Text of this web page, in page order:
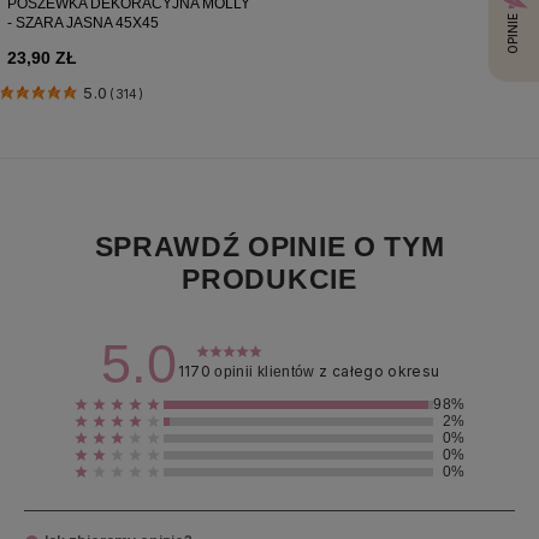
SPRAWDŹ OPINIE O TYM
PRODUKCIE
5.0 1170 opinii klientów z całego okresu
98%
2%
0%
0%
0%
POSZEWKA DEKORACYJNA MOLLY
- SZARA JASNA 45X45
23,90 ZŁ
5.0 (314)
OPINIE